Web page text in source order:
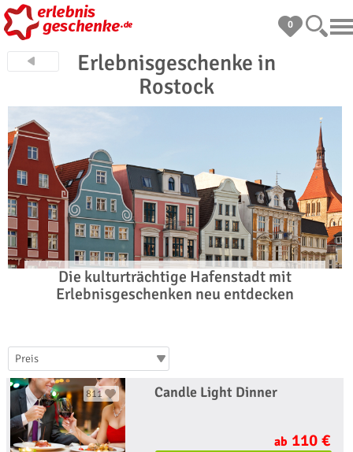
0
Erlebnisgeschenke in
Rostock
Die kulturträchtige Hafenstadt mit
Erlebnisgeschenken neu entdecken
Preis
811 Candle Light Dinner
ab 110 €